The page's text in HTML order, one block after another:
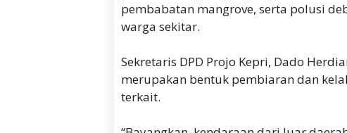
pembabatan mangrove, serta polusi
warga sekitar.
Sekretaris DPD Projo Kepri, Dado
merupakan bentuk pembiaran dan
terkait.